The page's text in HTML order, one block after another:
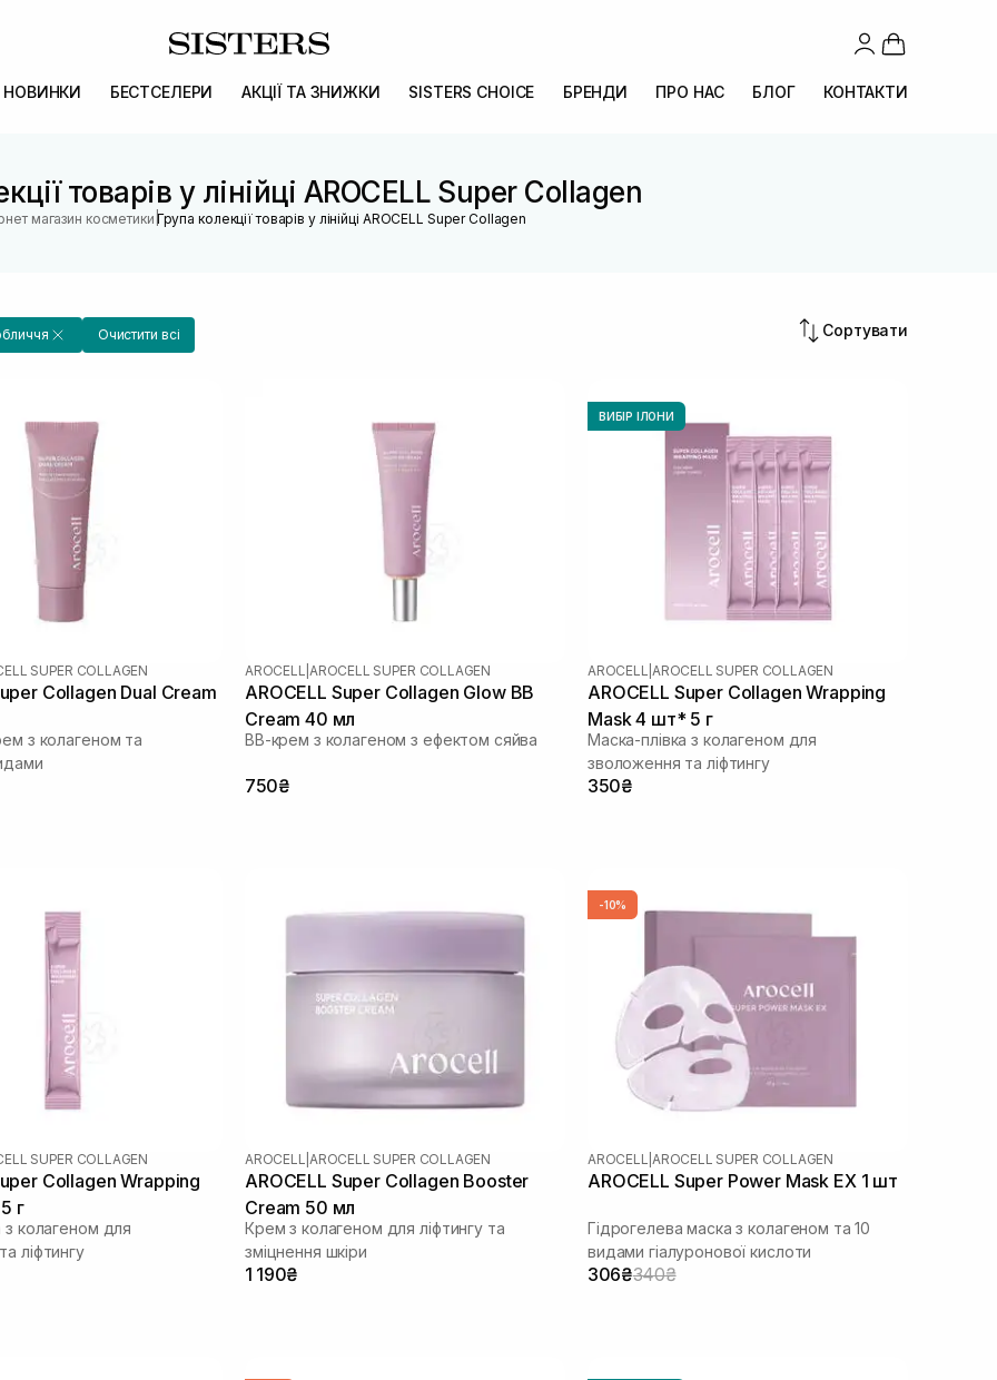
НОВИНКИ БЕСТСЕЛЕРИ АКЦІЇ ТА ЗНИЖКИ SISTERS CHOICE БРЕНДИ ПРО НАС БЛОГ КОНТАКТИ
товарів у лінійці AROCELL Super Collagen
магазин косметики |Група колекції товарів у лінійці AROCELL Super Collagen
Очистити всі Сортувати
SUPER COLLAGEN
Collagen Dual Cream
з колагеном та
AROCELL AROCELL SUPER COLLAGEN
AROCELL Super Collagen Glow BB
Cream 40 мл
ВВ-крем з колагеном з ефектом сяйва
750₴
ВИБІР ІЛОНИ
AROCELL AROCELL SUPER COLLAGEN
AROCELL Super Collagen Wrapping
Mask 4 шт* 5 г
Маска-плівка з колагеном для
зволоження та ліфтингу
350₴
SUPER COLLAGEN
Collagen Wrapping
г
з колагеном для
ліфтингу
AROCELL AROCELL SUPER COLLAGEN
AROCELL Super Collagen Booster
Cream 50 мл
Крем з колагеном для ліфтингу та
зміцнення шкіри
1 190₴
-10%
AROCELL AROCELL SUPER COLLAGEN
AROCELL Super Power Mask EX 1 шт
Гідрогелева маска з колагеном та 10
видами гіалуронової кислоти
306₴340₴